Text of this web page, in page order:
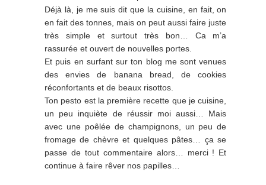
Déjà là, je me suis dit que la cuisine, en fait, on
en fait des tonnes, mais on peut aussi faire juste
très simple et surtout très bon… Ca m’a
rassurée et ouvert de nouvelles portes.
Et puis en surfant sur ton blog me sont venues
des envies de banana bread, de cookies
réconfortants et de beaux risottos.
Ton pesto est la première recette que je cuisine,
un peu inquiète de réussir moi aussi… Mais
avec une poêlée de champignons, un peu de
fromage de chèvre et quelques pâtes… ça se
passe de tout commentaire alors… merci ! Et
continue à faire rêver nos papilles…